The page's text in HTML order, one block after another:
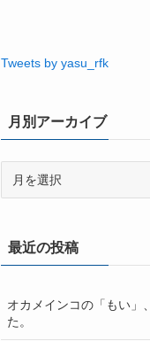
Tweets by yasu_rfk
月別アーカイブ
カ
イ
最近の投稿
オカメインコの「もい」
た。